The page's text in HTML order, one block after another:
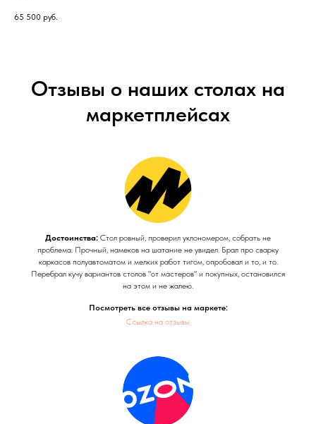
65 500 руб.
Отзывы о наших столах на
маркетплейсах
Достоинства: Стол ровный, проверил уклономером, собрать не
проблема. Прочный, намеков на шатание не увидел. Брал про сварку
каркасов полуавтоматом и мелких работ тигом, опробовал и то, и то.
Перебрал кучу вариантов столов "от мастеров" и покупных, остановился
на этом и не жалею.
Посмотреть все отзывы на маркете:
Ссылка на отзывы